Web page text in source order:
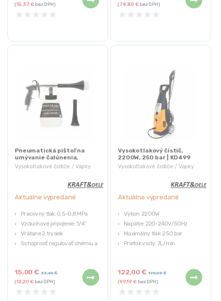
(15,37€bez DPH)
★ ★ ★ ★ ★
jedná sa o rozbalený tovar – môže isť
o krátko používaný alebo servisovaný,
(74,80€bez DPH)
★ ★ ★ ★ ★
Vysokotlakové čističe / Vapky
Pneumatická pištoľ na
umývanie čalúnenia,
TORNADOR | KD10379
Aktuálne vypredané
Pracovný tlak: 0,5-0,8 MPa
Vzduchové pripojenie: 1/4″
Vrátane 2 trysiek
Schopnosť regulovať chémiu a
15,00€ 33,60€
(12,20€bez DPH)
★ ★ ★ ★ ★
Vysokotlakové čističe / Vapky
Vysokotlakový čistič,
2200W, 250 bar | KD499
Aktuálne vypredané
Výkon: 2200W
Napätie: 220-240V/50Hz
Maximálny tlak: 250 bar
Prietok vody: 7L/min
122,00€ 170,00€
(99,19€bez DPH)
★ ★ ★ ★ ★